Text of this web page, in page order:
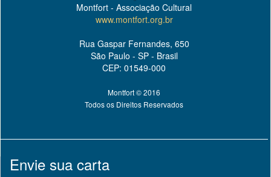
Montfort - Associação Cultural
www.montfort.org.br
Rua Gaspar Fernandes, 650
São Paulo - SP - Brasil
CEP: 01549-000
Montfort © 2016
Todos os Direitos Reservados
Envie sua carta